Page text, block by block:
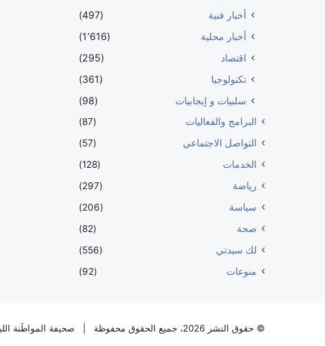
أخبار فنية
(497)
أخبار محلية
(1٬616)
اقتصاد
(295)
تكنولوجيا
(361)
سلبيات و إيجابيات
(98)
البرامج والفعاليات
(87)
التواصل الاجتماعي
(57)
الخدمات
(128)
رياضة
(297)
سياسة
(206)
صحة
(82)
لك سيدتي
(556)
منوعات
(92)
© حقوق النشر 2026، جميع الحقوق محفوظة | صحيفة المواطَنة